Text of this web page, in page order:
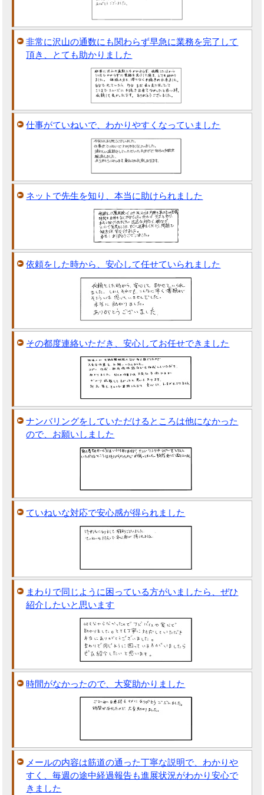
非常に沢山の通数にも関わらず早急に業務を完了して
頂き、とても助かりました
仕事がていねいで、わかりやすくなっていました
ネットで先生を知り、本当に助けられました
依頼をした時から、安心して任せていられました
その都度連絡いただき、安心してお任せできました
ナンバリングをしていただけるところは他になかった
ので、お願いしました
ていねいな対応で安心感が得られました
まわりで同じように困っている方がいましたら、ぜひ
紹介したいと思います
時間がなかったので、大変助かりました
メールの内容は筋道の通った丁寧な説明で、わかりや
すく、毎週の途中経過報告も進展状況がわかり安心で
きました